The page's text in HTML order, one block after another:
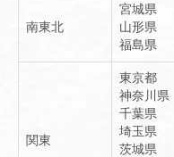
南東北
宮城県
山形県
福島県
関東
東京都
神奈川県
千葉県
埼玉県
茨城県